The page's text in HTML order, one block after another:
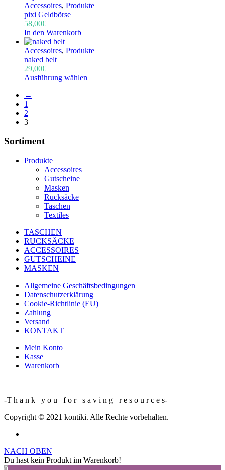
Accessoires, Produkte
pixi Geldbörse
58,00€
In den Warenkorb
Accessoires, Produkte
naked belt
29,00€
Ausführung wählen
←
1
2
3
Sortiment
Produkte
Accessoires
Gutscheine
Masken
Rucksäcke
Taschen
Textiles
TASCHEN
RUCKSÄCKE
ACCESSOIRES
GUTSCHEINE
MASKEN
Allgemeine Geschäftsbedingungen
Datenschutzerklärung
Cookie-Richtlinie (EU)
Zahlung
Versand
KONTAKT
Mein Konto
Kasse
Warenkorb
-T h a n k y o u f o r s a v i n g r e s o u r c e s-
Copyright © 2021 kontiki. Alle Rechte vorbehalten.
NACH OBEN
Du hast kein Produkt im Warenkorb!